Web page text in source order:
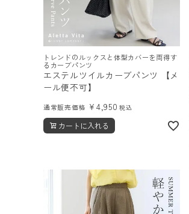
トレンドのルックスと体型カバーを両得す
るカーブパンツ
エステルツイルカーブパンツ 【メ
ール便不可】
通常販売価格 ¥ 4,950 税込
カートに入れる